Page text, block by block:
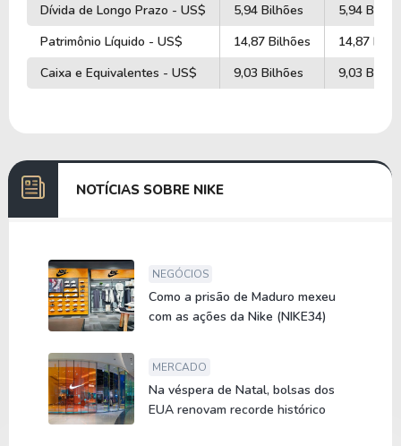
Dívida de Longo Prazo - US$
5,94 Bilhões
5,94
Patrimônio Líquido - US$
14,87 Bilhões
14,87
Caixa e Equivalentes - US$
9,03 Bilhões 9,03
NOTÍCIAS SOBRE NIKE
NEGÓCIOS
Como a prisão de Maduro mexeu
com as ações da Nike (NIKE34)
MERCADO
Na véspera de Natal, bolsas dos
EUA renovam recorde histórico